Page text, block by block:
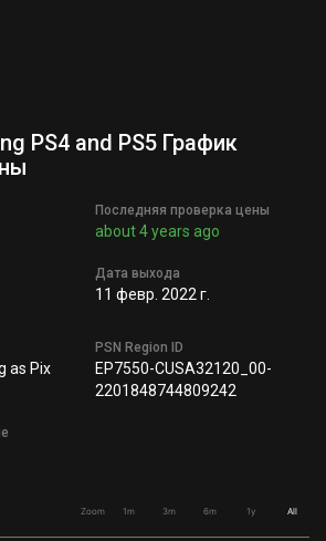
PS4 and PS5 График
Последняя проверка цены
about 4 years ago
Дата выхода
11 февр. 2022 г.
as Pix
PSN Region ID
EP7550-CUSA32120_00-
2201848744809242
Zoom 1m 3m 6m 1y All